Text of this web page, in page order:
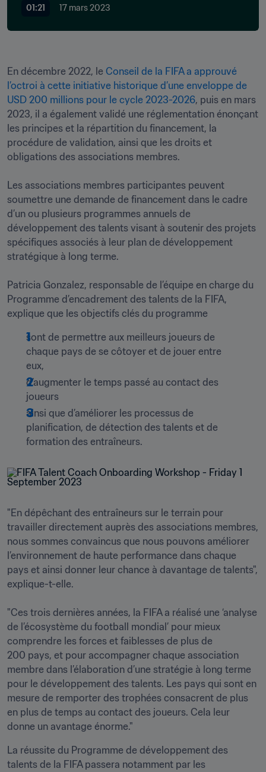
01:21 17 mars 2023
En décembre 2022, le Conseil de la FIFA a approuvé
l’octroi à cette initiative historique d’une enveloppe de
USD 200 millions pour le cycle 2023-2026, puis en mars
2023, il a également validé une réglementation énonçant
les principes et la répartition du financement, la
procédure de validation, ainsi que les droits et
obligations des associations membres.
Les associations membres participantes peuvent
soumettre une demande de financement dans le cadre
d’un ou plusieurs programmes annuels de
développement des talents visant à soutenir des projets
spécifiques associés à leur plan de développement
stratégique à long terme.
Patricia Gonzalez, responsable de l’équipe en charge du
Programme d’encadrement des talents de la FIFA,
explique que les objectifs clés du programme
sont de permettre aux meilleurs joueurs de
chaque pays de se côtoyer et de jouer entre
eux,
d’augmenter le temps passé au contact des
joueurs
ainsi que d’améliorer les processus de
planification, de détection des talents et de
formation des entraîneurs.
"En dépêchant des entraîneurs sur le terrain pour
travailler directement auprès des associations membres,
nous sommes convaincus que nous pouvons améliorer
l’environnement de haute performance dans chaque
pays et ainsi donner leur chance à davantage de talents",
explique-t-elle.
"Ces trois dernières années, la FIFA a réalisé une ‘analyse
de l’écosystème du football mondial’ pour mieux
comprendre les forces et faiblesses de plus de
200 pays, et pour accompagner chaque association
membre dans l’élaboration d’une stratégie à long terme
pour le développement des talents. Les pays qui sont en
mesure de remporter des trophées consacrent de plus
en plus de temps au contact des joueurs. Cela leur
donne un avantage énorme."
La réussite du Programme de développement des
talents de la FIFA passera notamment par les